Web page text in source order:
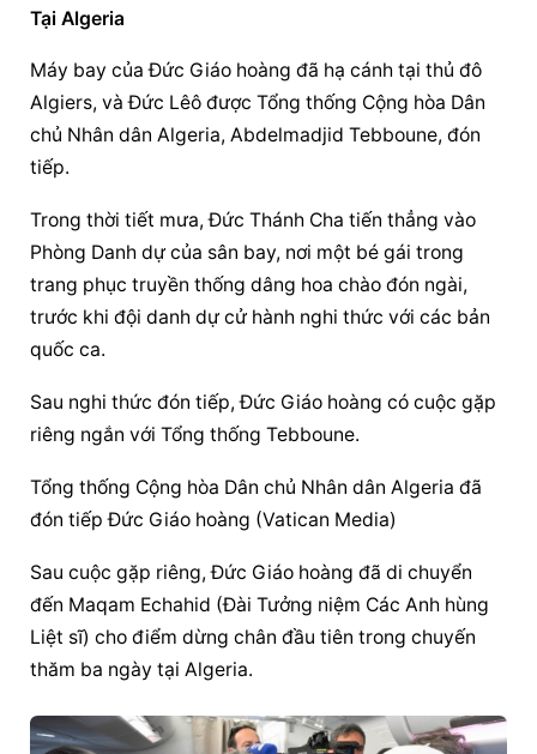
Tại Algeria
Máy bay của Đức Giáo hoàng đã hạ cánh tại thủ đô
Algiers, và Đức Lêô được Tổng thống Cộng hòa Dân
chủ Nhân dân Algeria, Abdelmadjid Tebboune, đón
tiếp.
Trong thời tiết mưa, Đức Thánh Cha tiến thẳng vào
Phòng Danh dự của sân bay, nơi một bé gái trong
trang phục truyền thống dâng hoa chào đón ngài,
trước khi đội danh dự cử hành nghi thức với các bản
quốc ca.
Sau nghi thức đón tiếp, Đức Giáo hoàng có cuộc gặp
riêng ngắn với Tổng thống Tebboune.
Tổng thống Cộng hòa Dân chủ Nhân dân Algeria đã
đón tiếp Đức Giáo hoàng (Vatican Media)
Sau cuộc gặp riêng, Đức Giáo hoàng đã di chuyển
đến Maqam Echahid (Đài Tưởng niệm Các Anh hùng
Liệt sĩ) cho điểm dừng chân đầu tiên trong chuyến
thăm ba ngày tại Algeria.